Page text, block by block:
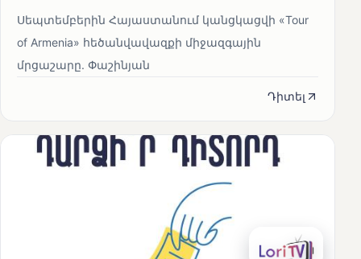
Սեպտեմբերին Հայաստանում կանցկացվի «Tour
of Armenia» հեծանվավազքի միջազգային
մրցաշարը. Փաշինյան
Դիտել